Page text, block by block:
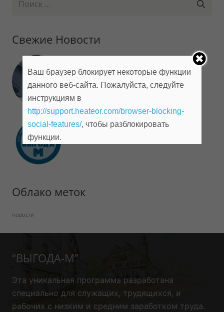
Свежие Новости
Предприятий И
Организаций
Добро Пожаловать!
Облако меток
новости
“ВЫГОДА-М”
Эта уникальная программа разработана
специально для служащих, трудящихся, и
рабочих с низким и средним заработком труда.
Ваш браузер блокирует некоторые функции
данного веб-сайта. Пожалуйста, следуйте
инструкциям в
http://support.heateor.com/browser-blocking-
social-features/, чтобы разблокировать
функции.